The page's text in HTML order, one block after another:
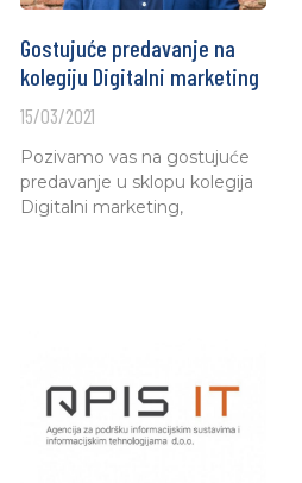
Gostujuće predavanje na
kolegiju Digitalni marketing
15/03/2021
Pozivamo vas na gostujuće
predavanje u sklopu kolegija
Digitalni marketing,